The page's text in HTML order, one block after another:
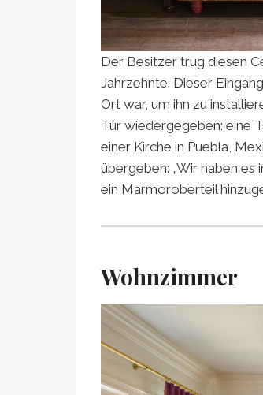
Der Besitzer trug diesen
Jahrzehnte. Dieser
Ort war, um ihn zu
Tür wiedergegeben: eine
einer Kirche in Puebla,
übergeben: „Wir haben es
ein Marmoroberteil
Wohnzimmer